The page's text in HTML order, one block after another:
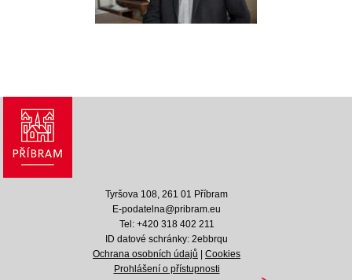
Tyršova 108, 261 01 Příbram
E-podatelna@pribram.eu
Tel: +420 318 402 211
ID datové schránky: 2ebbrqu
Ochrana osobních údajů |Cookies
Prohlášení o přístupnosti